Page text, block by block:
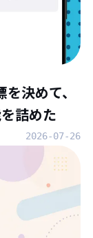
決めて、
詰めた
2026-07-26